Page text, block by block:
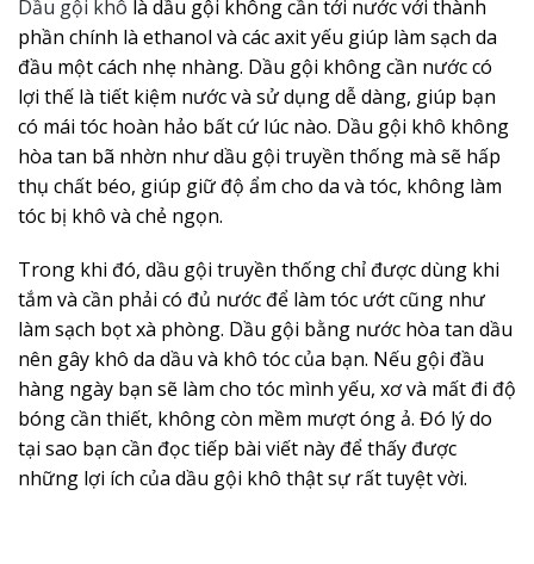
Dầu gội khô là dầu gội không cần tới nước với thành
phần chính là ethanol và các axit yếu giúp làm sạch da
đầu một cách nhẹ nhàng. Dầu gội không cần nước có
lợi thế là tiết kiệm nước và sử dụng dễ dàng, giúp bạn
có mái tóc hoàn hảo bất cứ lúc nào. Dầu gội khô không
hòa tan bã nhờn như dầu gội truyền thống mà sẽ hấp
thụ chất béo, giúp giữ độ ẩm cho da và tóc, không làm
tóc bị khô và chẻ ngọn.
Trong khi đó, dầu gội truyền thống chỉ được dùng khi
tắm và cần phải có đủ nước để làm tóc ướt cũng như
làm sạch bọt xà phòng. Dầu gội bằng nước hòa tan dầu
nên gây khô da dầu và khô tóc của bạn. Nếu gội đầu
hàng ngày bạn sẽ làm cho tóc mình yếu, xơ và mất đi độ
bóng cần thiết, không còn mềm mượt óng ả. Đó lý do
tại sao bạn cần đọc tiếp bài viết này để thấy được
những lợi ích của dầu gội khô thật sự rất tuyệt vời.